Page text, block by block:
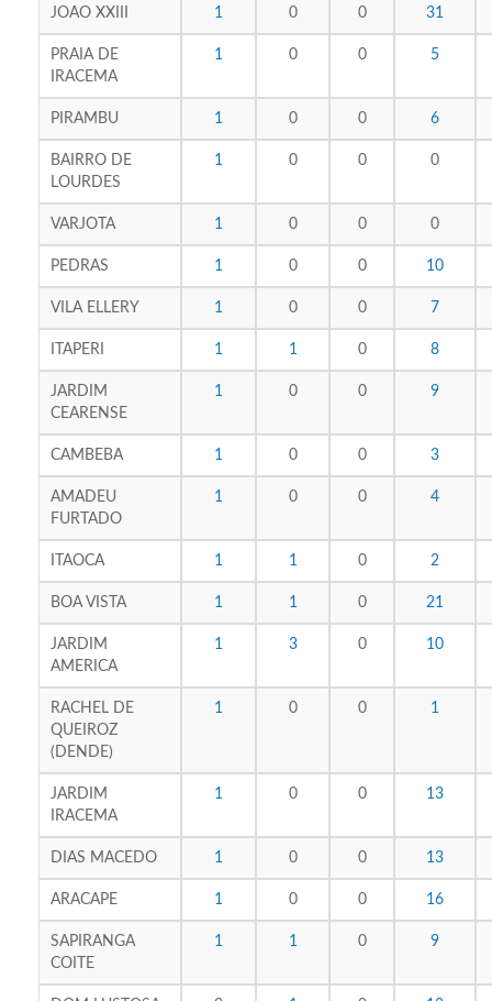
JOAO XXIII 1 0 0 31
PRAIA DE
IRACEMA
1 0 0 5
PIRAMBU 1 0 0 6
BAIRRO DE
LOURDES
1 0 0 0
VARJOTA 1 0 0 0
PEDRAS 1 0 0 10
VILA ELLERY 1 0 0 7
ITAPERI 1 1 0 8
JARDIM
CEARENSE
1 0 0 9
CAMBEBA 1 0 0 3
AMADEU
FURTADO
1 0 0 4
ITAOCA 1 1 0 2
BOA VISTA 1 1 0 21
JARDIM
AMERICA
1 3 0 10
RACHEL DE
QUEIROZ
(DENDE)
1 0 0 1
JARDIM
IRACEMA
1 0 0 13
DIAS MACEDO 1 0 0 13
ARACAPE 1 0 0 16
SAPIRANGA
COITE
1 1 0 9